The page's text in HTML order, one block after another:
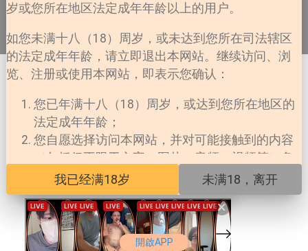
開啟APP
岁或您所在地区法定成年年龄以上的用户。
如您未满十八（18）周岁，或未达到您所在司法辖区
的法定成年年龄，请立即退出本网站。继续访问、浏
览、注册或使用本网站，即表示您确认：
您已年满十八（18）周岁，或达到您所在地区的
法定成年年龄；
您自愿选择访问本网站，并对可能接触到的内容
（包括但不限于文字、图片、音频、视频等）负
责；
您所在地区法律允许您访问此类内容；
本网站对未成年人擅自访问所产生的一切法律后
果不承担任何责任。
我已经满18岁 未满18，离开
×